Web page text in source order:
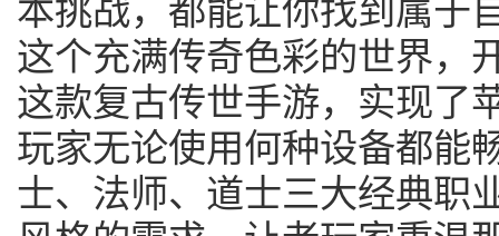
这个充满传奇色彩的世界，
这款复古传世手游，实现了
玩家无论使用何种设备都能
士、法师、道士三大经典职